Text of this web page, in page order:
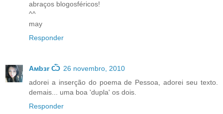
abraços blogosféricos!
^^
may
Responder
Aмbзr Ѽ 26 novembro, 2010
adorei a inserção do poema de Pessoa, adorei seu texto.
demais... uma boa 'dupla' os dois.
Responder